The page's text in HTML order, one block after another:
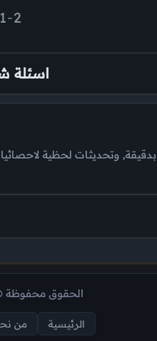
2
-
1
اسئلة
وتحديثات لحظية
الحقوق محفوظة
الرئيسية من